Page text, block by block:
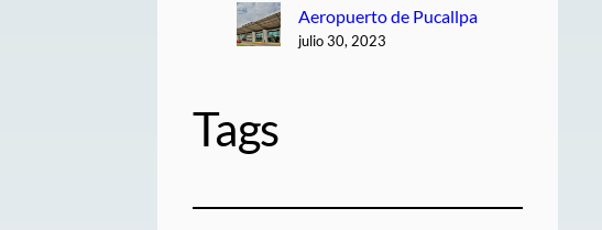
Aeropuerto de Pucallpa
julio 30, 2023
Tags